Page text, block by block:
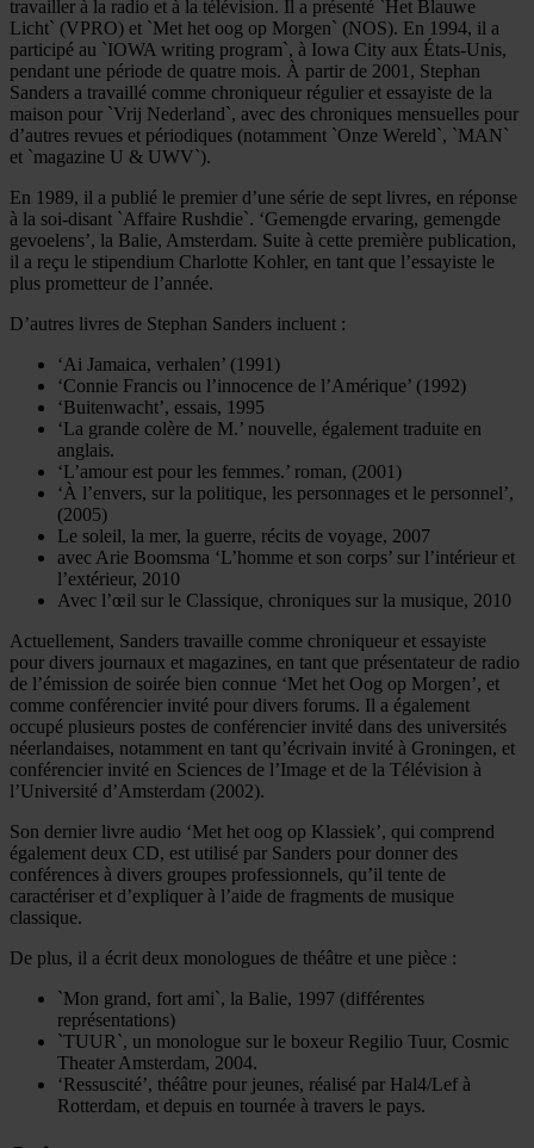
travailler à la radio et à la télévision. Il a présenté `Het Blauwe
Licht` (VPRO) et `Met het oog op Morgen` (NOS). En 1994, il a
participé au `IOWA writing program`, à Iowa City aux États-Unis,
pendant une période de quatre mois. À partir de 2001, Stephan
Sanders a travaillé comme chroniqueur régulier et essayiste de la
maison pour `Vrij Nederland`, avec des chroniques mensuelles pour
d’autres revues et périodiques (notamment `Onze Wereld`, `MAN`
et `magazine U & UWV`).
En 1989, il a publié le premier d’une série de sept livres, en réponse
à la soi-disant `Affaire Rushdie`. ‘Gemengde ervaring, gemengde
gevoelens’, la Balie, Amsterdam. Suite à cette première publication,
il a reçu le stipendium Charlotte Kohler, en tant que l’essayiste le
plus prometteur de l’année.
D’autres livres de Stephan Sanders incluent :
‘Ai Jamaica, verhalen’ (1991)
‘Connie Francis ou l’innocence de l’Amérique’ (1992)
‘Buitenwacht’, essais, 1995
‘La grande colère de M.’ nouvelle, également traduite en
anglais.
‘L’amour est pour les femmes.’ roman, (2001)
‘À l’envers, sur la politique, les personnages et le personnel’,
(2005)
Le soleil, la mer, la guerre, récits de voyage, 2007
avec Arie Boomsma ‘L’homme et son corps’ sur l’intérieur et
l’extérieur, 2010
Avec l’œil sur le Classique, chroniques sur la musique, 2010
Actuellement, Sanders travaille comme chroniqueur et essayiste
pour divers journaux et magazines, en tant que présentateur de radio
de l’émission de soirée bien connue ‘Met het Oog op Morgen’, et
comme conférencier invité pour divers forums. Il a également
occupé plusieurs postes de conférencier invité dans des universités
néerlandaises, notamment en tant qu’écrivain invité à Groningen, et
conférencier invité en Sciences de l’Image et de la Télévision à
l’Université d’Amsterdam (2002).
Son dernier livre audio ‘Met het oog op Klassiek’, qui comprend
également deux CD, est utilisé par Sanders pour donner des
conférences à divers groupes professionnels, qu’il tente de
caractériser et d’expliquer à l’aide de fragments de musique
classique.
De plus, il a écrit deux monologues de théâtre et une pièce :
`Mon grand, fort ami`, la Balie, 1997 (différentes
représentations)
`TUUR`, un monologue sur le boxeur Regilio Tuur, Cosmic
Theater Amsterdam, 2004.
‘Ressuscité’, théâtre pour jeunes, réalisé par Hal4/Lef à
Rotterdam, et depuis en tournée à travers le pays.